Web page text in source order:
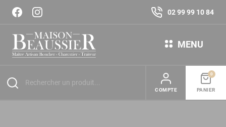
02 99 99 10 84
MENU
COMPTE PANIER
0